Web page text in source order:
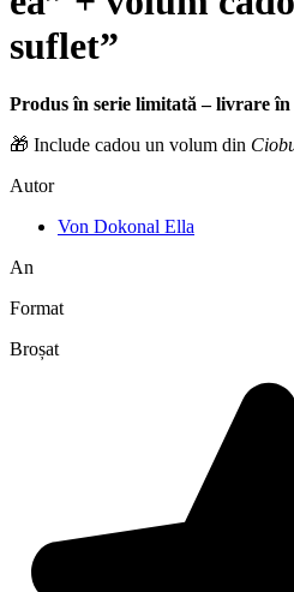
suflet”
Produs în serie limitată – livrare
🎁 Include cadou un volum din
Autor
Von Dokonal Ella
An
Format
Broșat